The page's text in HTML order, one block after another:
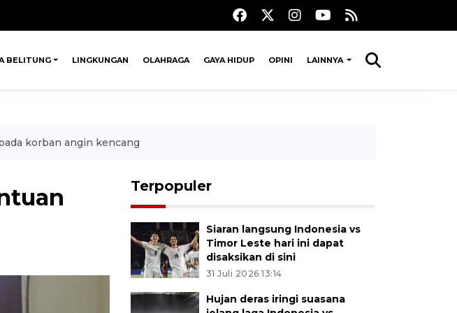
BELITUNG LINGKUNGAN OLAHRAGA GAYA HIDUP OPINI LAINNYA
korban angin kencang
Terpopuler
Siaran langsung Indonesia vs
Timor Leste hari ini dapat
disaksikan di sini
31 Juli 2026 13:14
Hujan deras iringi suasana